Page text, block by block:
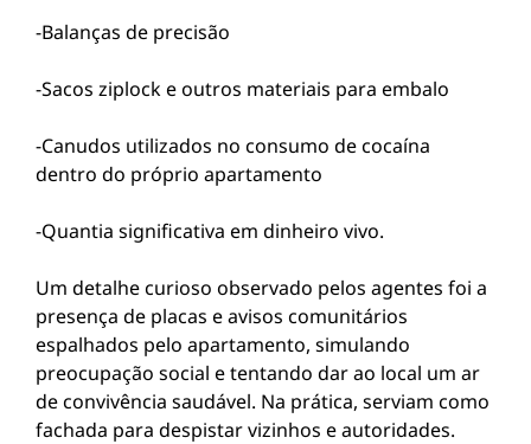
-Balanças de precisão
-Sacos ziplock e outros materiais para embalo
-Canudos utilizados no consumo de cocaína
dentro do próprio apartamento
-Quantia significativa em dinheiro vivo.
Um detalhe curioso observado pelos agentes foi a
presença de placas e avisos comunitários
espalhados pelo apartamento, simulando
preocupação social e tentando dar ao local um ar
de convivência saudável. Na prática, serviam como
fachada para despistar vizinhos e autoridades.